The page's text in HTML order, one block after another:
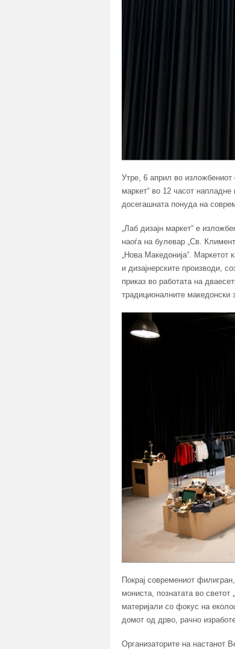
Утре, 6 април во изложбениот
маркет“ во 12 часот напладне
досегашната понуда на
„Лаб дизајн маркет“ е
наоѓа на булевар „Св.
„Нова Македонија“. Маркетот
и дизајнерските производи,
приказ во работата на
традиционалните македонски
Покрај современиот
мониста, познатата во
материјали со фокус на
домот од дрво, рачно
Организаторите на настанот